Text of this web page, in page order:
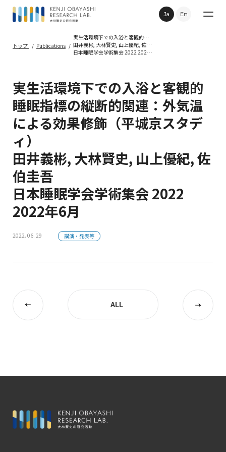
Publications
Topics
Movie
Contact
Ja En
トップ Publications
実生活環境下での入浴と客観的睡眠指標の縦断的関連：外気温による効果修飾（平城京スタディ）
田井義彬, 大林賢史, 山上優紀, 佐伯圭吾
日本睡眠学会学術集会 2022 2022年6月
実生活環境下での入浴と客観的
睡眠指標の縦断的関連：外気温
による効果修飾（平城京スタデ
ィ）
田井義彬, 大林賢史, 山上優紀, 佐
伯圭吾
日本睡眠学会学術集会 2022
2022年6月
2022. 06. 29 講演・発表等
ALL